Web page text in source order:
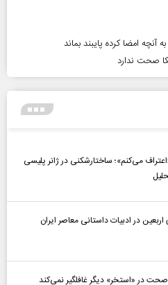
آنچه امضا کرده پایبند بماند
صحت ندارد
می‌کنم»؛ ساختارشکنی در ژانر پلیسی
اربعین در ادبیات داستانی معاصر ایران
در «استخر» دیگر غافلگیر نمی‌کند